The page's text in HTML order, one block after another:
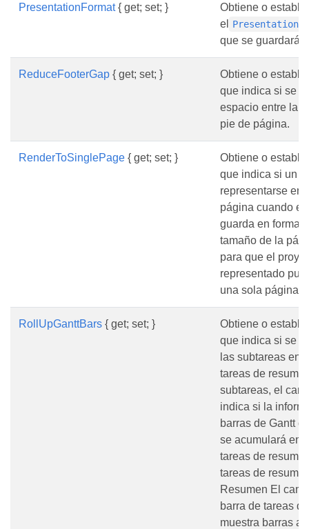
PresentationFormat{ get; set; }
Obtiene o
el
que se guardará
ReduceFooterGap { get; set; }
Obtiene o
que indica si se
espacio entre la
pie de página.
RenderToSinglePage { get; set; }
Obtiene o
que indica si un
representarse en
página cuando el
guarda en
tamaño de la
para que el
representado
una sola página.
RollUpGanttBars { get; set; }
Obtiene o
que indica si se
las subtareas en
tareas de
subtareas, el
indica si la
barras de Gantt
se acumulará en
tareas de
tareas de
Resumen El
barra de tareas
muestra barras